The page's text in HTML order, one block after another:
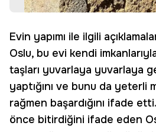
Evin yapımı ile ilgili
Oslu, bu evi kendi
taşları yuvarlaya yuvarlaya
yaptığını ve bunu da yeterli
rağmen başardığını ifade
önce bitirdiğini ifade eden